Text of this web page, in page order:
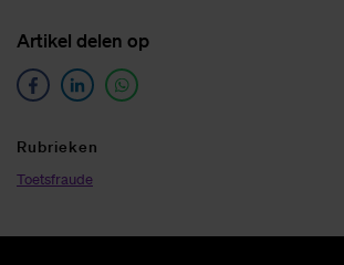
Ar­ti­kel de­len op
Ru­brie­ken
Toetsfraude